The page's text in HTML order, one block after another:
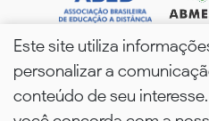
Este site utiliza
personalizar a
conteúdo de seu